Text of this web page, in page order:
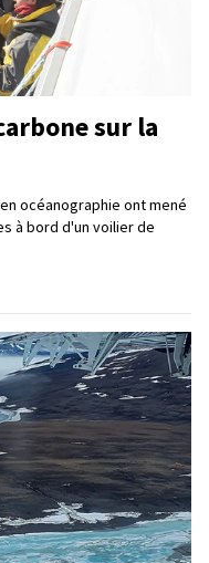
sur la
océanographie ont mené
à bord d'un voilier de